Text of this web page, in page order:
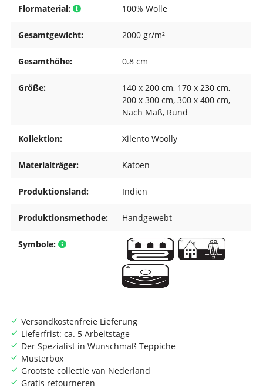
Versandkostenfreie Lieferung
Lieferfrist: ca. 5 Arbeitstage
Der Spezialist in Wunschmaß Teppiche
Musterbox
Grootste collectie van Nederland
Gratis retourneren
Flormaterial: 100% Wolle
Gesamtgewicht: 2000 gr/m²
Gesamthöhe: 0.8 cm
Größe: 140 x 200 cm, 170 x 230 cm,
200 x 300 cm, 300 x 400 cm,
Nach Maß, Rund
Kollektion: Xilento Woolly
Materialträger: Katoen
Produktionsland: Indien
Produktionsmethode: Handgewebt
Symbole: